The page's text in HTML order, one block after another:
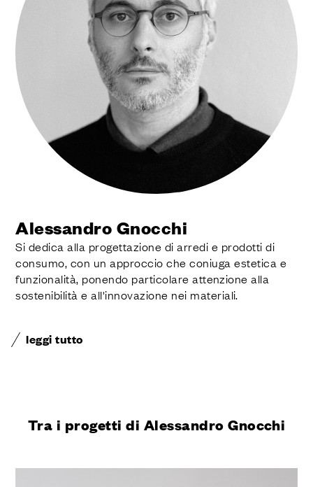
Alessandro Gnocchi
Si dedica alla progettazione di arredi e prodotti di
consumo, con un approccio che coniuga estetica e
funzionalità, ponendo particolare attenzione alla
sostenibilità e all'innovazione nei materiali.
leggi tutto
Tra i progetti di Alessandro Gnocchi